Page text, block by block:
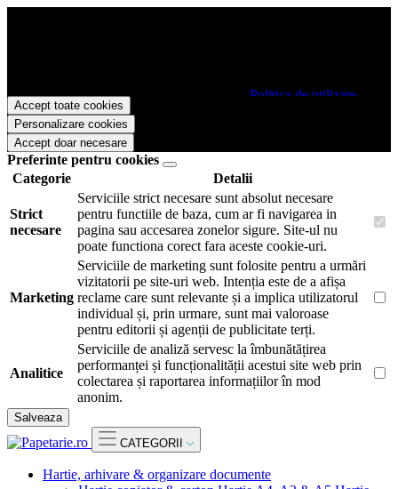
Papetarie.ro este necesar sa fiti de acord cu Politica de utilizare
cookie-uri.
Accept toate cookies
Personalizare cookies
Accept doar necesare
Preferinte pentru cookies
Categorie
Detalii
Strict
necesare
Serviciile strict necesare sunt absolut necesare
pentru functiile de baza, cum ar fi navigarea in
pagina sau accesarea zonelor sigure. Site-ul nu
poate functiona corect fara aceste cookie-uri.
Marketing
Serviciile de marketing sunt folosite pentru a urmări
vizitatorii pe site-uri web. Intenția este de a afișa
reclame care sunt relevante și a implica utilizatorul
individual și, prin urmare, sunt mai valoroase
pentru editorii și agenții de publicitate terți.
Analitice
Serviciile de analiză servesc la îmbunătățirea
performanței și funcționalității acestui site web prin
colectarea și raportarea informațiilor în mod
anonim.
Salveaza
CATEGORII
Hartie, arhivare & organizare documente